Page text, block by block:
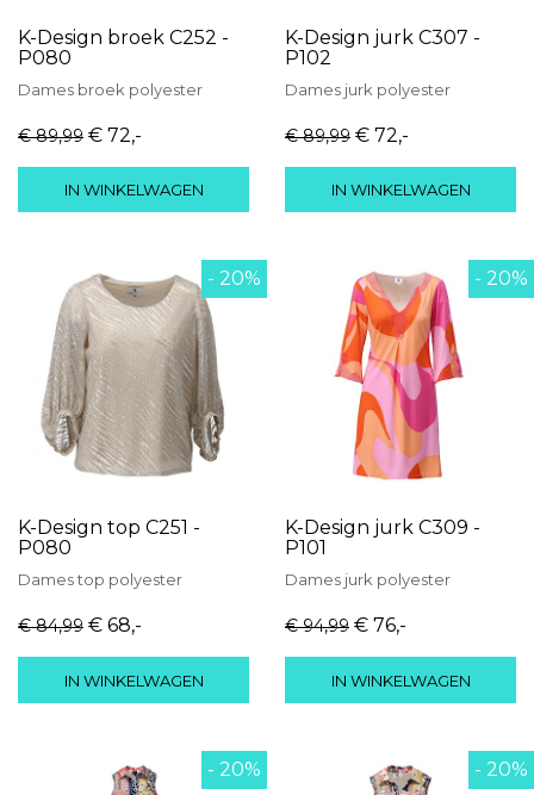
K-Design broek C252 -
P080
Dames broek polyester
€ 89,99 € 72,-
IN WINKELWAGEN
K-Design jurk C307 -
P102
Dames jurk polyester
€ 89,99 € 72,-
IN WINKELWAGEN
- 20%
K-Design top C251 -
P080
Damestop polyester
€ 84,99 € 68,-
IN WINKELWAGEN
- 20%
K-Design jurk C309 -
P101
Dames jurk polyester
€ 94,99 € 76,-
IN WINKELWAGEN
- 20% - 20%